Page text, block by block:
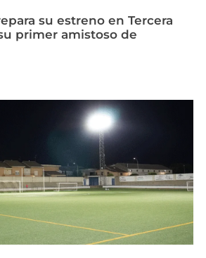
su estreno en Tercera
primer amistoso de